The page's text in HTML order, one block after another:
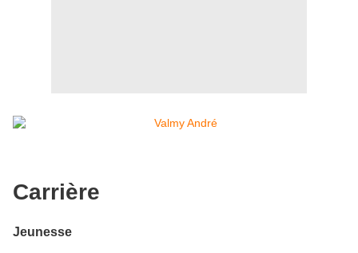
Carrière
Jeunesse